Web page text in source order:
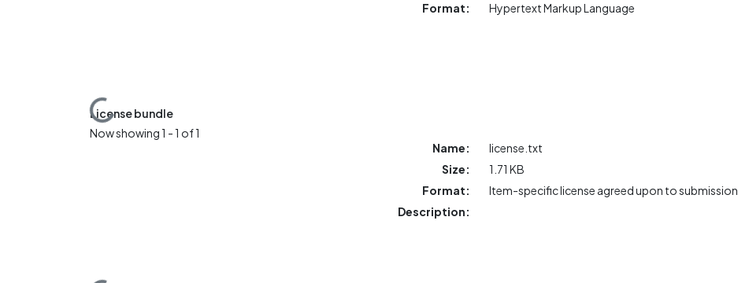
Loading...
Format:
Hypertext Markup Language
License bundle
Now showing1 - 1 of 1
Name:
license.txt
Size:
1.71 KB
Format:
Item-specific license agreed upon to submission
Description: